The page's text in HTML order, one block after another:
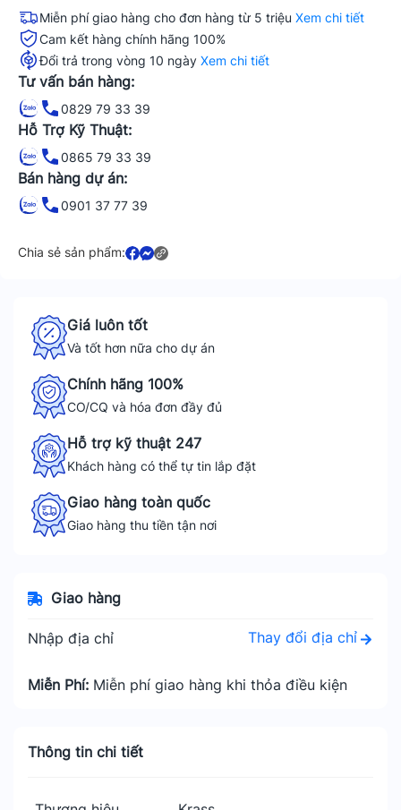
Miễn phí giao hàng cho đơn hàng từ 5 triệu Xem chi tiết
Cam kết hàng chính hãng 100%
Đổi trả trong vòng 10 ngày Xem chi tiết
Tư vấn bán hàng:
0829 79 33 39
Hỗ Trợ Kỹ Thuật:
0865 79 33 39
Bán hàng dự án:
0901 37 77 39
Chia sẻ sản phẩm:
Giá luôn tốt
Và tốt hơn nữa cho dự án
Chính hãng 100%
CO/CQ và hóa đơn đầy đủ
Hỗ trợ kỹ thuật 247
Khách hàng có thể tự tin lắp đặt
Giao hàng toàn quốc
Giao hàng thu tiền tận nơi
Giao hàng
Nhập địa chỉ Thay đổi địa chỉ
Miễn Phí: Miễn phí giao hàng khi thỏa điều kiện
Thông tin chi tiết